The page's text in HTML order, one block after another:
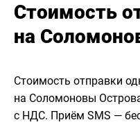
Стоимость
на
Стоимость отправки
на Соломоновы
с НДС. Приём SMS —